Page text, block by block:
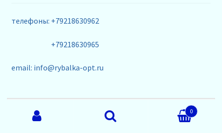
телефоны: +79218630962
+79218630965
email: info@rybalka-opt.ru
0